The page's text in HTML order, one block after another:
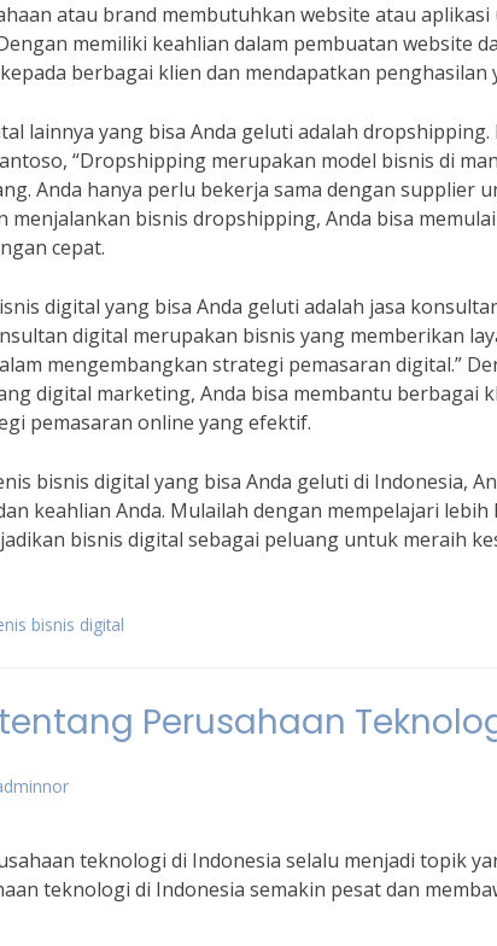
atau brand membutuhkan website atau
memiliki keahlian dalam pembuatan website
berbagai klien dan mendapatkan penghasilan
lainnya yang bisa Anda geluti adalah dropshipping.
“Dropshipping merupakan model bisnis di
Anda hanya perlu bekerja sama dengan supplier
menjalankan bisnis dropshipping, Anda bisa
cepat.
digital yang bisa Anda geluti adalah jasa
digital merupakan bisnis yang memberikan
mengembangkan strategi pemasaran digital.”
digital marketing, Anda bisa membantu berbagai
pemasaran online yang efektif.
bisnis digital yang bisa Anda geluti di Indonesia,
keahlian Anda. Mulailah dengan mempelajari
bisnis digital sebagai peluang untuk meraih
bisnis digital
Perusahaan
teknologi di Indonesia selalu menjadi topik
teknologi di Indonesia semakin pesat dan